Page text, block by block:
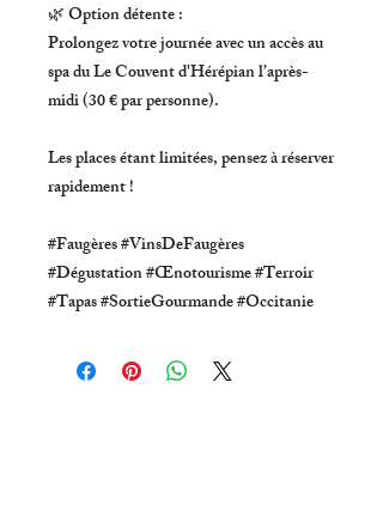
🌿Option détente :
Prolongez votre journée avec un accès au
spa du Le Couvent d'Hérépian l’après-
midi (30 € par personne).
Les places étant limitées, pensez à réserver
rapidement !
#Faugères #VinsDeFaugères
#Dégustation #Œnotourisme #Terroir
#Tapas #SortieGourmande #Occitanie